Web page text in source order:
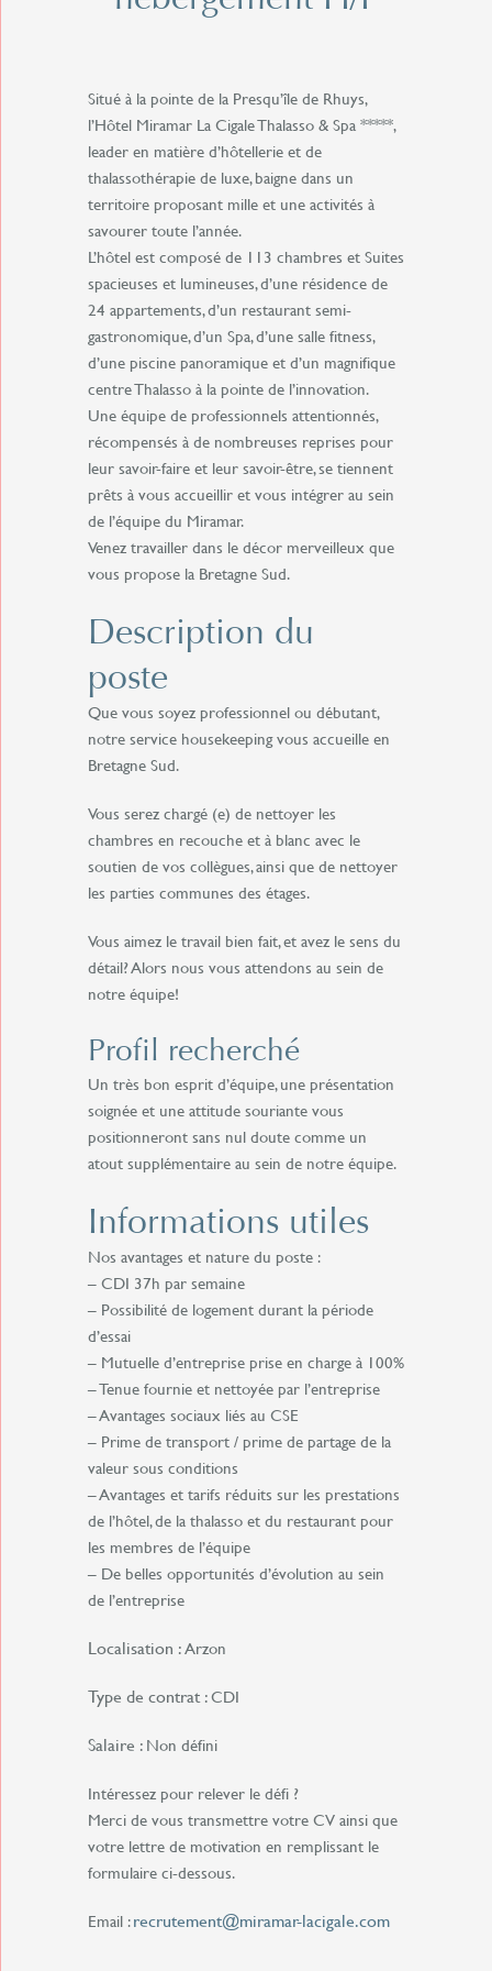
Situé à la pointe de la Presqu’île de Rhuys,
l’Hôtel Miramar La Cigale Thalasso & Spa *****,
leader en matière d’hôtellerie et de
thalassothérapie de luxe, baigne dans un
territoire proposant mille et une activités à
savourer toute l’année.
L’hôtel est composé de 113 chambres et Suites
spacieuses et lumineuses, d’une résidence de
24 appartements, d’un restaurant semi-
gastronomique, d’un Spa, d’une salle fitness,
d’une piscine panoramique et d’un magnifique
centre Thalasso à la pointe de l’innovation.
Une équipe de professionnels attentionnés,
récompensés à de nombreuses reprises pour
leur savoir-faire et leur savoir-être, se tiennent
prêts à vous accueillir et vous intégrer au sein
de l’équipe du Miramar.
Venez travailler dans le décor merveilleux que
vous propose la Bretagne Sud.
Description du
poste
Que vous soyez professionnel ou débutant,
notre service housekeeping vous accueille en
Bretagne Sud.
Vous serez chargé (e) de nettoyer les
chambres en recouche et à blanc avec le
soutien de vos collègues, ainsi que de nettoyer
les parties communes des étages.
Vous aimez le travail bien fait, et avez le sens du
détail? Alors nous vous attendons au sein de
notre équipe!
Profil recherché
Un très bon esprit d’équipe, une présentation
soignée et une attitude souriante vous
positionneront sans nul doute comme un
atout supplémentaire au sein de notre équipe.
Informations utiles
Nos avantages et nature du poste :
– CDI 37h par semaine
– Possibilité de logement durant la période
d’essai
– Mutuelle d’entreprise prise en charge à 100%
– Tenue fournie et nettoyée par l’entreprise
– Avantages sociaux liés au CSE
– Prime de transport / prime de partage de la
valeur sous conditions
– Avantages et tarifs réduits sur les prestations
de l’hôtel, de la thalasso et du restaurant pour
les membres de l’équipe
– De belles opportunités d’évolution au sein
de l’entreprise
Localisation :Arzon
Type de contrat :CDI
Salaire :Non défini
Intéressez pour relever le défi ?
Merci de vous transmettre votre CV ainsi que
votre lettre de motivation en remplissant le
formulaire ci-dessous.
Email :recrutement@miramar-lacigale.com